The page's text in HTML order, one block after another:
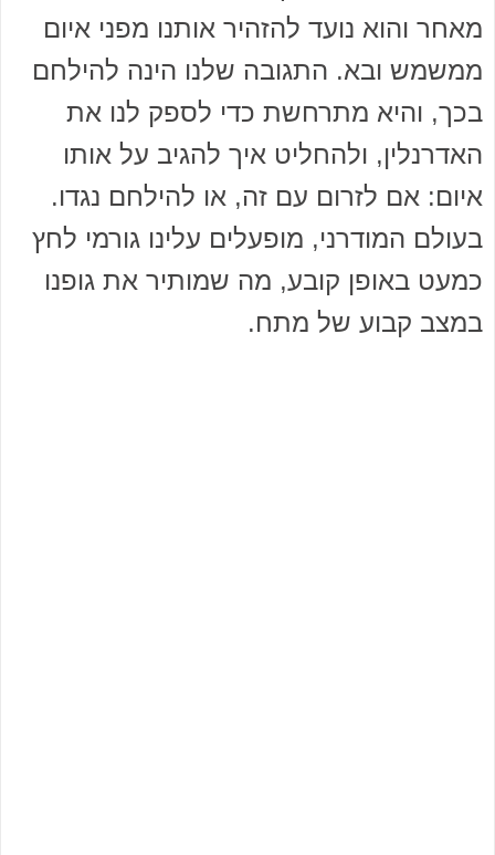
מאחר והוא נועד להזהיר אותנו מפני איום
ממשמש ובא. התגובה שלנו הינה להילחם
בכך, והיא מתרחשת כדי לספק לנו את
האדרנלין, ולהחליט איך להגיב על אותו
איום: אם לזרום עם זה, או להילחם נגדו.
בעולם המודרני, מופעלים עלינו גורמי לחץ
כמעט באופן קובע, מה שמותיר את גופנו
במצב קבוע של מתח.